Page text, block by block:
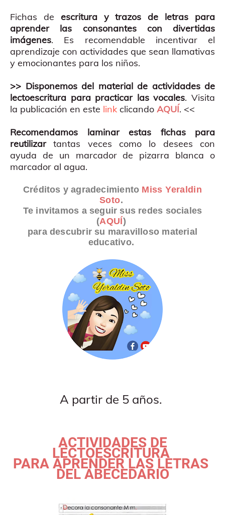
Fichas de escritura y trazos de letras para
aprender las consonantes con divertidas
imágenes. Es recomendable incentivar el
aprendizaje con actividades que sean llamativas
y emocionantes para los niños.
>> Disponemos del material de actividades de
lectoescritura para practicar las vocales. Visita
la publicación en este link clicando AQUÍ. <<
Recomendamos laminar estas fichas para
reutilizartantas veces como lo desees con
ayuda de un marcador de pizarra blanca o
marcador al agua.
Créditos y agradecimiento Miss Yeraldin
Soto.
Te invitamos a seguir sus redes sociales
(AQUÍ)
para descubrir su maravilloso material
educativo.
A partir de 5 años.
ACTIVIDADES DE
LECTOESCRITURA
PARA APRENDER LAS LETRAS
DEL ABECEDARIO